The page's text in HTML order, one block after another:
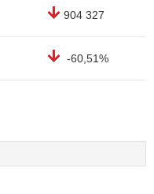
904 327
-60,51%